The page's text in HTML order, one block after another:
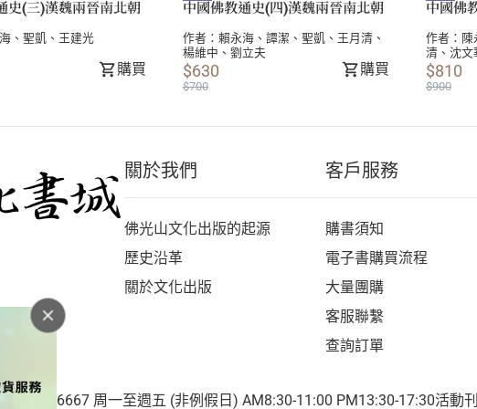
史(三)漢魏兩晉南北朝
、 聖凱 、 王建光
購買
中國佛教通史(四)漢魏兩晉南北朝
作者： 賴永海 、 譚潔 、 聖凱 、 王月清 、
楊維中 、 劉立夫
$630
$700
購買
中國佛
作者： 陳
清 、 沈文
$810
$900
關於我們
佛光山文化出版的起源
歷史沿革
關於文化出版
客戶服務
購書須知
電子書購買流程
大量團購
客服聯繫
查詢訂單
1921#6667 周一至週五 (非例假日) AM8:30-11:00 PM13:30-17:30活動